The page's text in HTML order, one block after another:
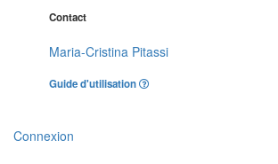
Contact
Maria-Cristina Pitassi
Guide d'utilisation
Connexion